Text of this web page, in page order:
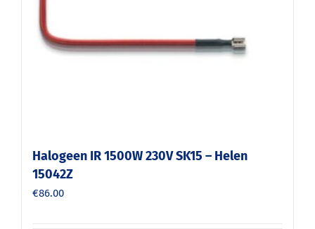
Halogeen IR 1500W 230V SK15 – Helen
15042Z
€86.00